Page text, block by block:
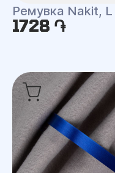
Ремувка Nakit, L
1728 ֏